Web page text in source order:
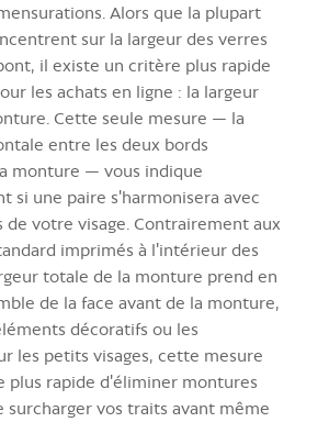
Alors que la plupart
sur la largeur des verres
il existe un critère plus rapide
les achats en ligne : la largeur
Cette seule mesure — la
entre les deux bords
monture — vous indique
si une paire s'harmonisera avec
de votre visage. Contrairement aux
imprimés à l'intérieur des
totale de la monture prend en
de la face avant de la monture,
décoratifs ou les
les petits visages, cette mesure
plus rapide d'éliminer montures
surcharger vos traits avant même